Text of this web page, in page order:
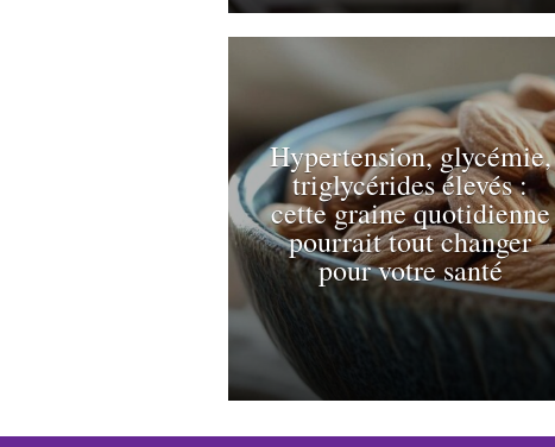
Hypertension, glycémie,
triglycérides élevés :
cette graine quotidienne
pourrait tout changer
pour votre santé